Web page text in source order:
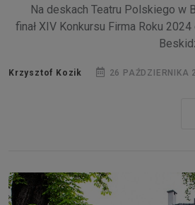
Na deskach Teatru Polskiego w
finał XIV Konkursu Firma Roku
Krzysztof Kozik 26 PAŹDZIERNIKA